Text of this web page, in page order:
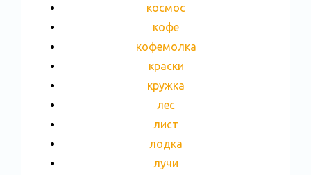
космос
кофе
кофемолка
краски
кружка
лес
лист
лодка
лучи